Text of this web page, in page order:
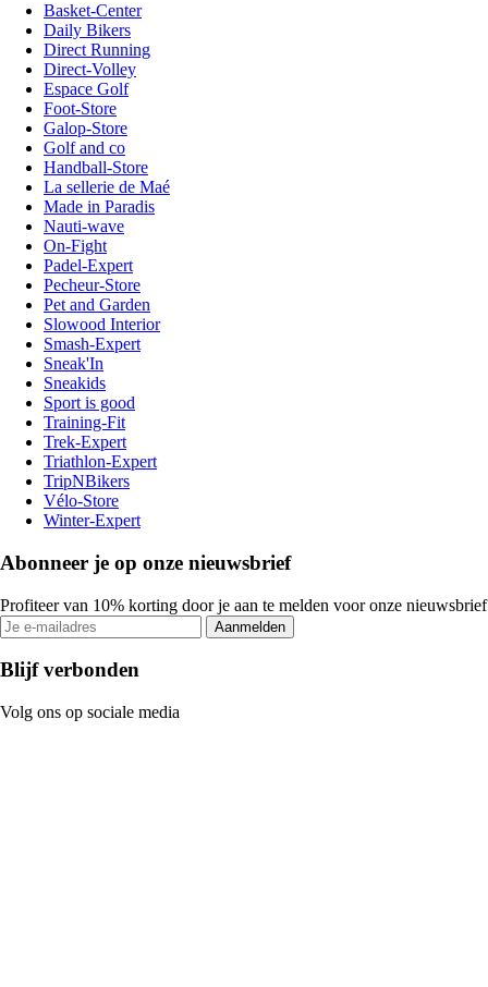
Basket-Center
Daily Bikers
Direct Running
Direct-Volley
Espace Golf
Foot-Store
Galop-Store
Golf and co
Handball-Store
La sellerie de Maé
Made in Paradis
Nauti-wave
On-Fight
Padel-Expert
Pecheur-Store
Pet and Garden
Slowood Interior
Smash-Expert
Sneak'In
Sneakids
Sport is good
Training-Fit
Trek-Expert
Triathlon-Expert
TripNBikers
Vélo-Store
Winter-Expert
Abonneer je op onze nieuwsbrief
Profiteer van 10% korting door je aan te melden voor onze nieuwsbrief
Aanmelden
Blijf verbonden
Volg ons op sociale media